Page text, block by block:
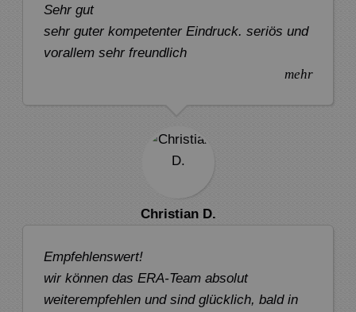
Sehr gut
sehr guter kompetenter Eindruck. seriös und
vorallem sehr freundlich
mehr
Christian D.
Empfehlenswert!
wir können das ERA-Team absolut
weiterempfehlen und sind glücklich, bald in